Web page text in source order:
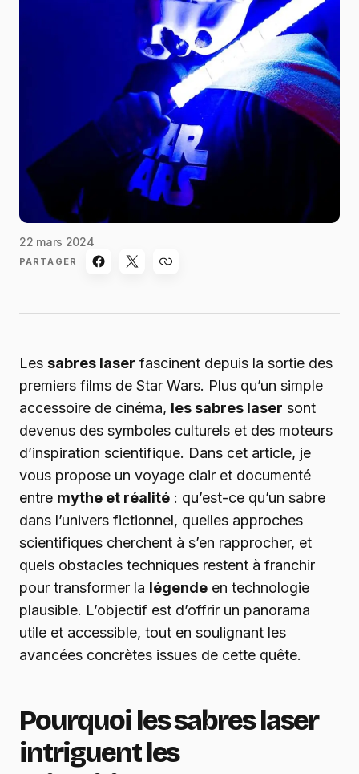
22 mars 2024
PARTAGER
Les sabres laser fascinent depuis la sortie des
premiers films de Star Wars. Plus qu’un simple
accessoire de cinéma, les sabres laser sont
devenus des symboles culturels et des moteurs
d’inspiration scientifique. Dans cet article, je
vous propose un voyage clair et documenté
entre mythe et réalité : qu’est-ce qu’un sabre
dans l’univers fictionnel, quelles approches
scientifiques cherchent à s’en rapprocher, et
quels obstacles techniques restent à franchir
pour transformer la légende en technologie
plausible. L’objectif est d’offrir un panorama
utile et accessible, tout en soulignant les
avancées concrètes issues de cette quête.
Pourquoi les sabres laser
intriguent les